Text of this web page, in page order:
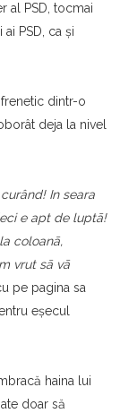
al PSD, tocmai
PSD, ca şi
dintr-o
deja la nivel
In seara
e apt de luptā!
coloanā,
vrut sā vā
pe pagina sa
eşecul
haina lui
doar să